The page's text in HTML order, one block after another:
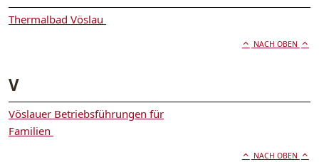
Thermalbad Vöslau
NACH OBEN
V
Vöslauer Betriebsführungen für
Familien
NACH OBEN